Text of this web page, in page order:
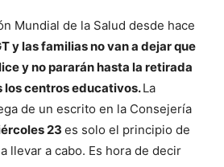
Mundial de la Salud desde hace
y las familias no van a dejar que
y no pararán hasta la retirada
los centros educativos.La
de un escrito en la Consejería
23 es solo el principio de
llevar a cabo. Es hora de decir